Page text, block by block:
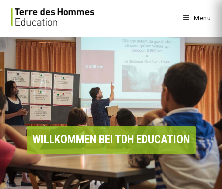
Menü
WILLKOMMEN BEI TDH EDUCATION